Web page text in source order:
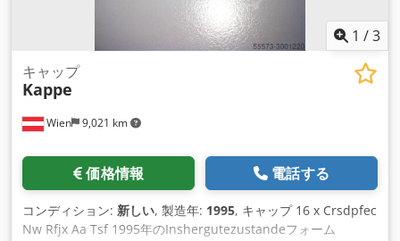
1 /3
Wien 9,021 km
キャップ
Kappe
価格情報 電話する
コンディション: 新しい, 製造年: 1995, キャップ 16 x Crsdpfec
Nw Rfjx Aa Tsf 1995年のInshergutezustandeフォーム